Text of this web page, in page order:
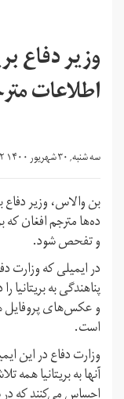
وزیر دفاع
اطلاعات
سه شنبه, ۳۰ شهریور ۱۴۰۰ ۰۳:۱۲
بن والاس، وزیر دفاع
ده‌ها مترجم افغان که
و تفحص شود.
پناهندگی به
و عکس‌های پروفایل
است.
وزارت دفاع در این
آنها به بریتانیا همه